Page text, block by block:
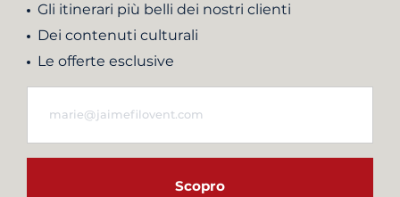
Gli itinerari più belli dei nostri clienti
Dei contenuti culturali
Le offerte esclusive
Scopro